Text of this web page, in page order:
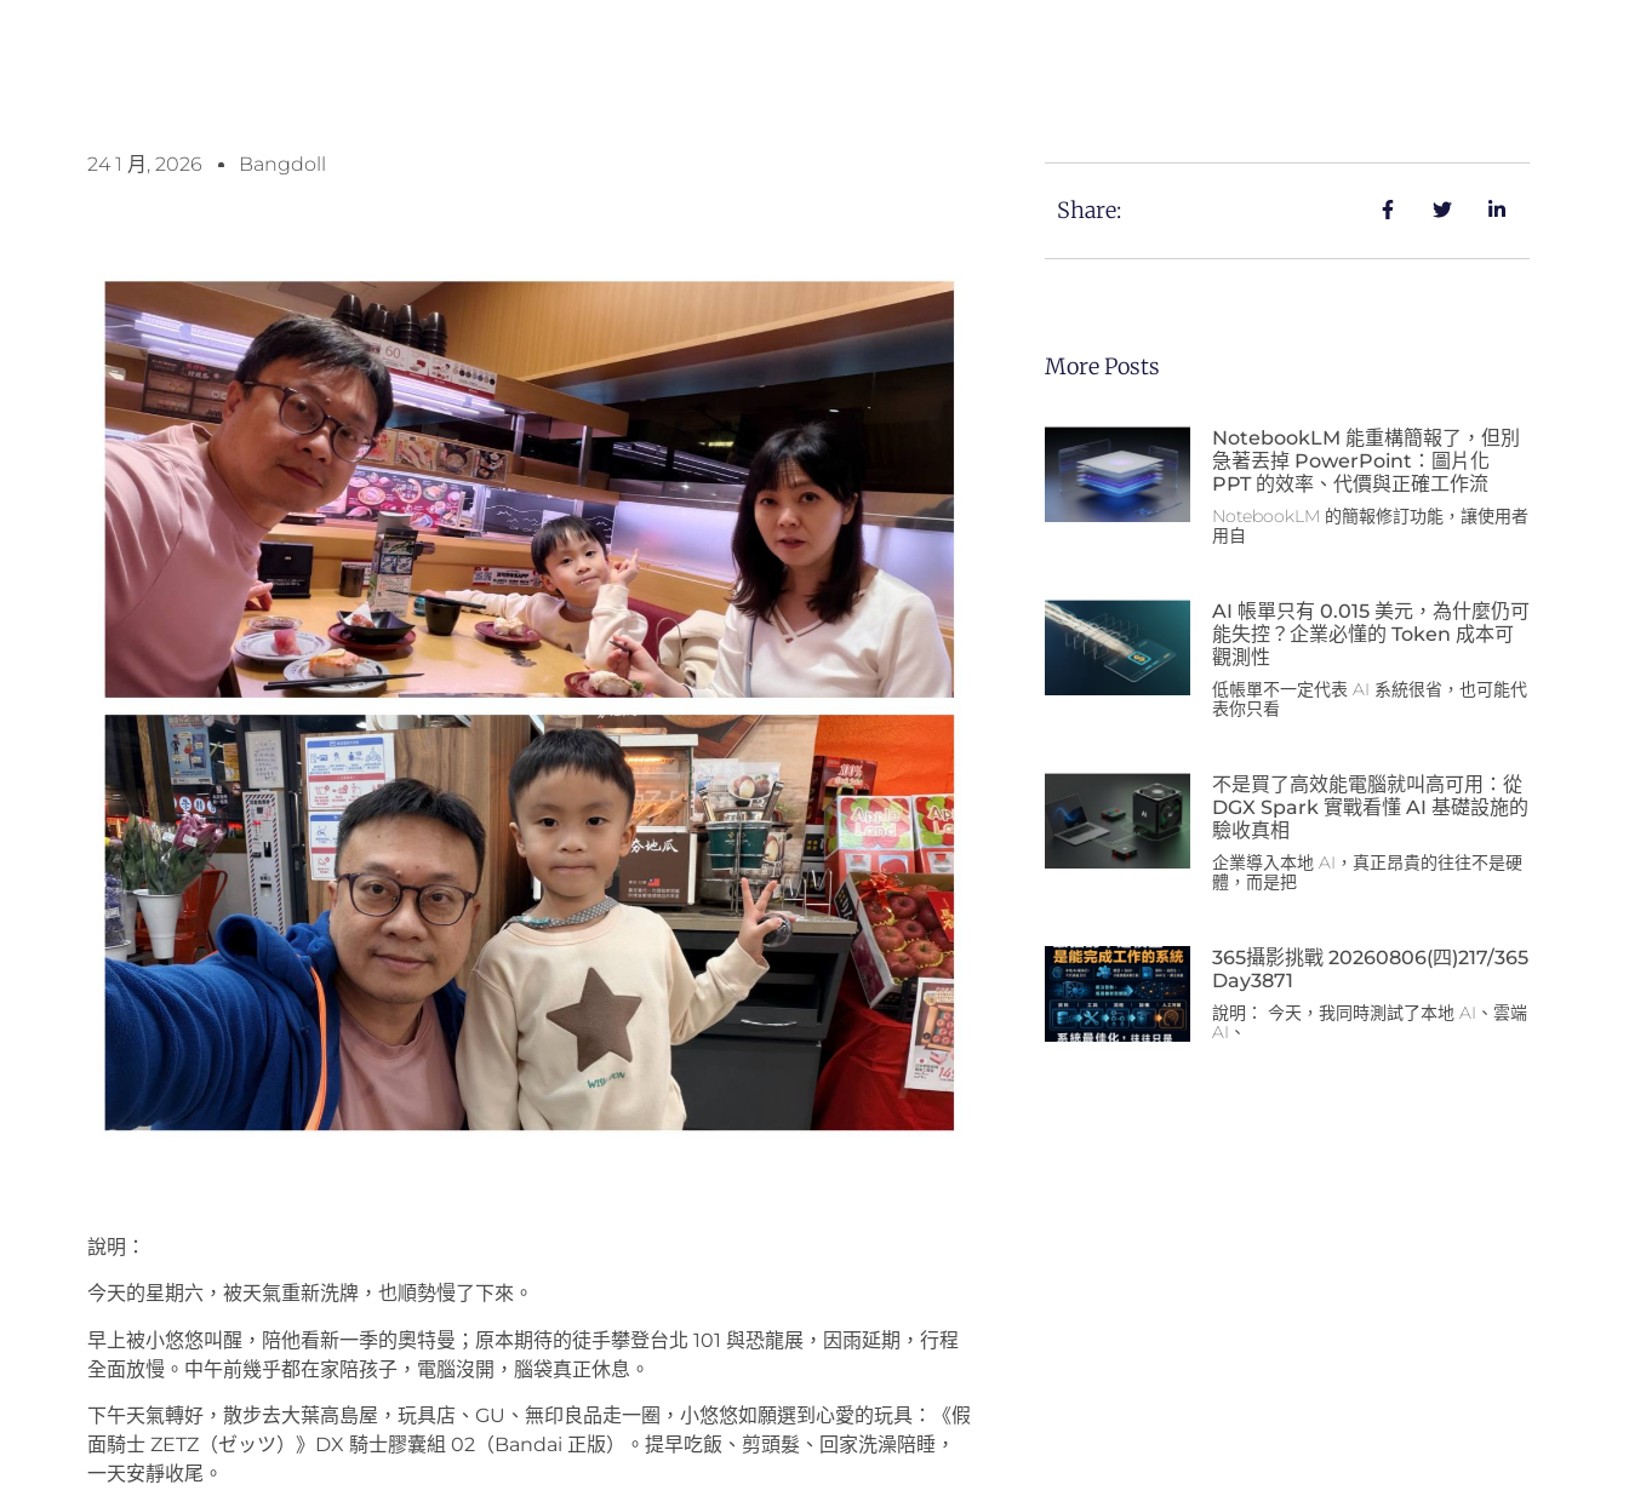
24 1 月, 2026 Bangdoll
說明：
今天的星期六，被天氣重新洗牌，也順勢慢了下來。
早上被小悠悠叫醒，陪他看新一季的奧特曼；原本期待的徒手攀登台北 101 與恐龍展，因雨延期，行程
全面放慢。中午前幾乎都在家陪孩子，電腦沒開，腦袋真正休息。
下午天氣轉好，散步去大葉高島屋，玩具店、GU、無印良品走一圈，小悠悠如願選到心愛的玩具：《假
面騎士 ZETZ（ゼッツ）》DX 騎士膠囊組 02（Bandai 正版）。提早吃飯、剪頭髮、回家洗澡陪睡，
一天安靜收尾。
Share:
More Posts
NotebookLM 能重構簡報了，但別
急著丟掉 PowerPoint：圖片化
PPT 的效率、代價與正確工作流
NotebookLM 的簡報修訂功能，讓使用者
用自
AI 帳單只有 0.015 美元，為什麼仍可
能失控？企業必懂的 Token 成本可
觀測性
低帳單不一定代表 AI 系統很省，也可能代
表你只看
不是買了高效能電腦就叫高可用：從
DGX Spark 實戰看懂 AI 基礎設施的
驗收真相
企業導入本地 AI，真正昂貴的往往不是硬
體，而是把
365攝影挑戰 20260806(四)217/365
Day3871
說明： 今天，我同時測試了本地 AI、雲端
AI、